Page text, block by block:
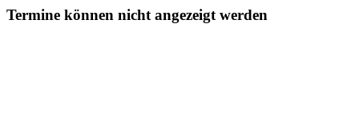
Termine können nicht angezeigt werden